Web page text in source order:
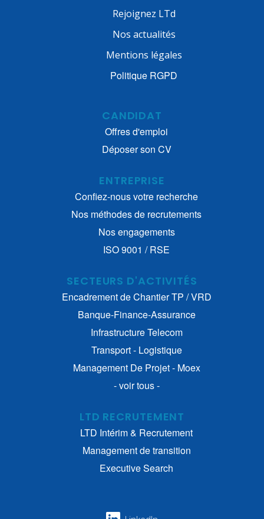
Rejoignez LTd
Nos actualités
Mentions légales
Politique RGPD
CANDIDAT
Offres d'emploi
Déposer son CV
ENTREPRISE
Confiez-nous votre recherche
Nos méthodes de recrutements
Nos engagements
ISO 9001 / RSE
SECTEURS D'ACTIVITÉS
Encadrement de Chantier TP / VRD
Banque-Finance-Assurance
Infrastructure Telecom
Transport - Logistique
Management De Projet - Moex
- voir tous -
LTD RECRUTEMENT
LTD Intérim & Recrutement
Management de transition
Executive Search